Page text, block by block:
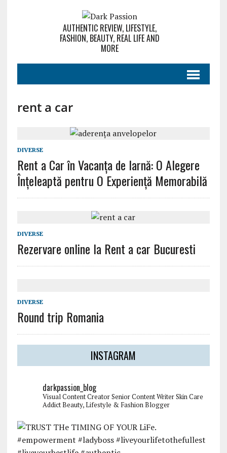
AUTHENTIC REVIEW, LIFESTYLE,
FASHION, BEAUTY, REAL LIFE AND
MORE
rent a car
DIVERSE
Rent a Car în Vacanța de Iarnă: O Alegere
Înțeleaptă pentru O Experiență Memorabilă
DIVERSE
Rezervare online la Rent a car Bucuresti
DIVERSE
Round trip Romania
INSTAGRAM
darkpassion_blog
Visual Content CreatorSenior Content WriterSkin Care
AddictBeauty, Lifestyle & Fashion Blogger